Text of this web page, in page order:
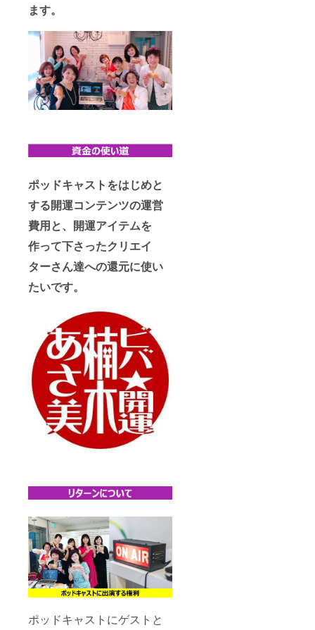
ます。
ポッドキャストをはじめと
する開運コンテンツの運営
費用と、開運アイテムを
作って下さったクリエイ
ターさん達への還元に使い
たいです。
ポッドキャストにゲストと